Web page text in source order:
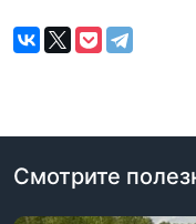
Смотрите